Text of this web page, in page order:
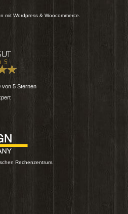
mit Wordpress & Woocommerce.
von 5 Sternen
Rechenzentrum.